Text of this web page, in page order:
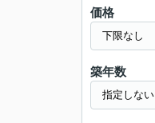
価格
築年数